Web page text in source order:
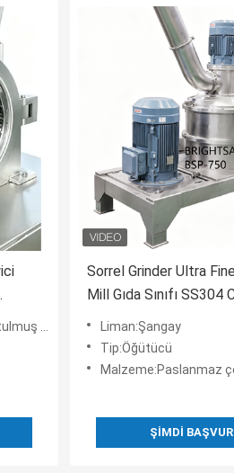
Makinesi
Sorrel Grinder Ultra
Mill Gıda Sınıfı SS304
Liman:Şangay
Tip:Öğütücü
Malzeme:Paslanmaz
ŞIMDI